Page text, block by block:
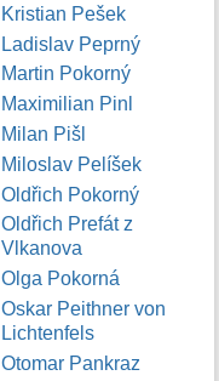
Kristian Pešek
Ladislav Peprný
Martin Pokorný
Maximilian Pinl
Milan Pišl
Miloslav Pelíšek
Oldřich Pokorný
Oldřich Prefát z
Vlkanova
Olga Pokorná
Oskar Peithner von
Lichtenfels
Otomar Pankraz